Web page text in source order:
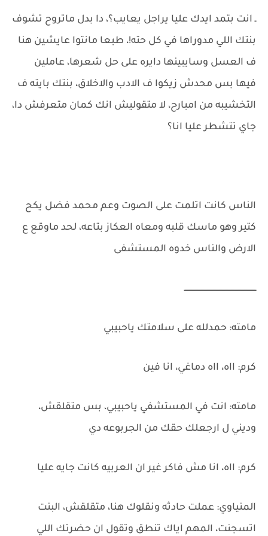
ـ انت بتمد ايدك عليا يراجل يعايب؟، دا بدل ماتروح تشوف
بنتك اللي مدوراها في كل حته!، طبعا مانتوا عايشين هنا
ف العسل وسايبينها دايره على حل شعرها، عاملين
فيها بس محدش زيكوا ف الادب والاخلاق، بنتك بايته ف
التخشيبه من امبارح، لا متقوليش انك كمان متعرفش دا،
جاي تتشطر عليا انا؟
الناس كانت اتلمت على الصوت وعم محمد فضل يكح
كتير وهو ماسك قلبه ومعاه العكاز بتاعه، لحد ماوقع ع
الارض والناس خدوه المستشفى
ــــــــــــــــــــــــــــــــــــــــــــــــــــــــــــ
مامته: حمدلله على سلامتك ياحبيبي
كرم: ااه، ااه دماغي، انا فين
مامته: انت في المستشفي ياحبيبي، بس متقلقش،
وديني ل ارجعلك حقك من الجربوعه دي
كرم: ااه، انا مش فاكر غير ان العربيه كانت جايه عليا
المنياوي: عملت حادثه ونقلوك هنا، متقلقش، البنت
اتسجنت، المهم اياك تنطق وتقول ان حضرتك اللي